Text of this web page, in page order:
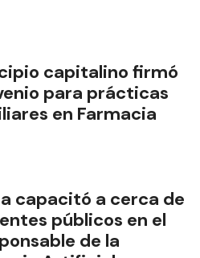
capitalino firmó
para prácticas
en Farmacia
capacitó a cerca de
públicos en el
de la